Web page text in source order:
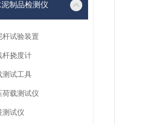
制品检测仪
杆试验装置
杆挠度计
测试工具
荷载测试仪
测试仪